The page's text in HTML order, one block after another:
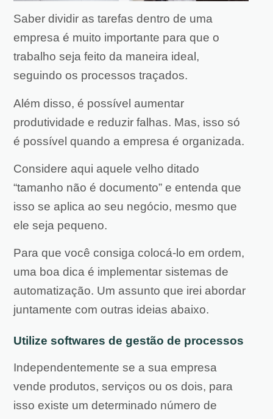
Saber dividir as tarefas dentro de uma
empresa é muito importante para que o
trabalho seja feito da maneira ideal,
seguindo os processos traçados.
Além disso, é possível aumentar
produtividade e reduzir falhas. Mas, isso só
é possível quando a empresa é organizada.
Considere aqui aquele velho ditado
“tamanho não é documento” e entenda que
isso se aplica ao seu negócio, mesmo que
ele seja pequeno.
Para que você consiga colocá-lo em ordem,
uma boa dica é implementar sistemas de
automatização. Um assunto que irei abordar
juntamente com outras ideias abaixo.
Utilize softwares de gestão de processos
Independentemente se a sua empresa
vende produtos, serviços ou os dois, para
isso existe um determinado número de